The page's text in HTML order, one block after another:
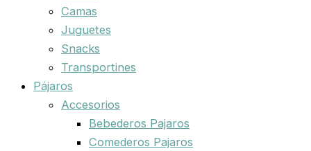
Camas
Juguetes
Snacks
Transportines
Pájaros
Accesorios
Bebederos Pajaros
Comederos Pajaros